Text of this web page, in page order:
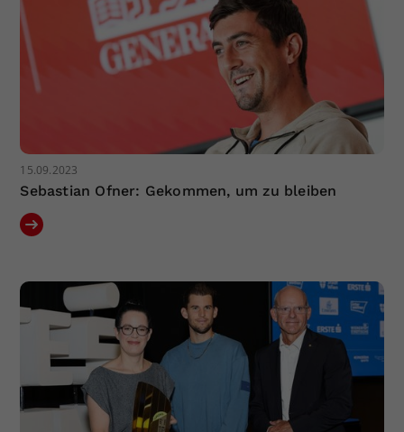
15.09.2023
Sebastian Ofner: Gekommen, um zu bleiben